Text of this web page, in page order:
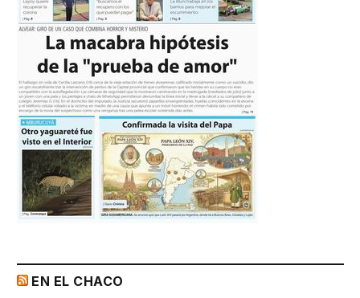
EN EL CHACO